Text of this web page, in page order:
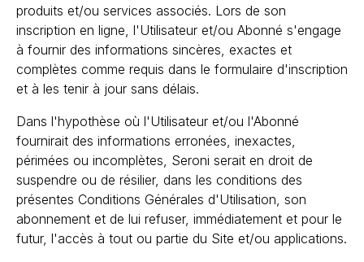
produits et/ou services associés. Lors de son
inscription en ligne, l'Utilisateur et/ou Abonné s'engage
à fournir des informations sincères, exactes et
complètes comme requis dans le formulaire d'inscription
et à les tenir à jour sans délais.
Dans l'hypothèse où l'Utilisateur et/ou l'Abonné
fournirait des informations erronées, inexactes,
périmées ou incomplètes, Seroni serait en droit de
suspendre ou de résilier, dans les conditions des
présentes Conditions Générales d'Utilisation, son
abonnement et de lui refuser, immédiatement et pour le
futur, l'accès à tout ou partie du Site et/ou applications.